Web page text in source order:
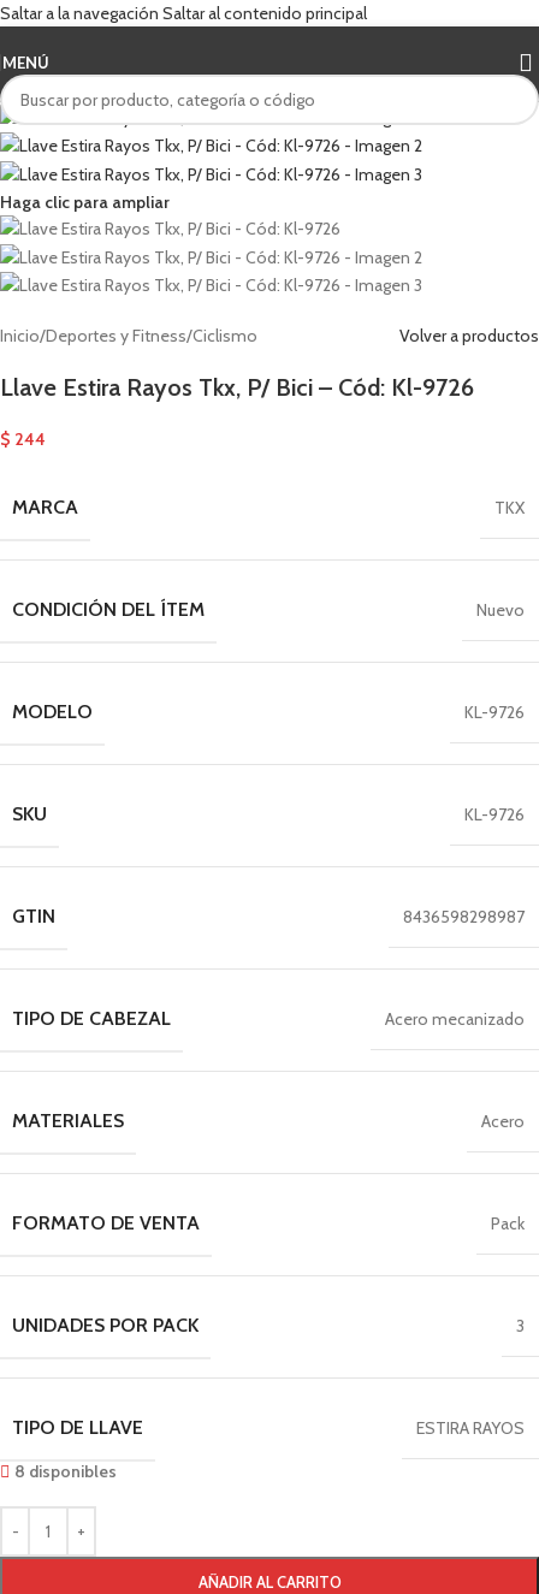
Saltar a la navegación Saltar al contenido principal
MENÚ
Haga clic para ampliar
Inicio/Deportes y Fitness/Ciclismo Volver a productos
Llave Estira Rayos Tkx, P/ Bici – Cód: Kl-9726
$ 244
MARCA TKX
CONDICIÓN DEL ÍTEM Nuevo
MODELO KL-9726
SKU KL-9726
GTIN 8436598298987
TIPO DE CABEZAL Acero mecanizado
MATERIALES Acero
FORMATO DE VENTA Pack
UNIDADES POR PACK 3
TIPO DE LLAVE
ESTIRA RAYOS
8 disponibles
AÑADIR AL CARRITO